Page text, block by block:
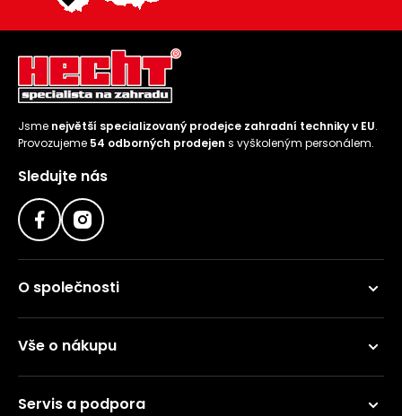
Jsme největší specializovaný prodejce zahradní techniky v EU.
Provozujeme 54 odborných prodejen s vyškoleným personálem.
Sledujte nás
O společnosti
Vše o nákupu
Servis a podpora